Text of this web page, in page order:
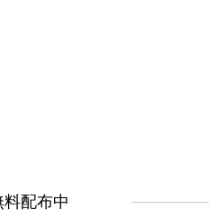
配布中